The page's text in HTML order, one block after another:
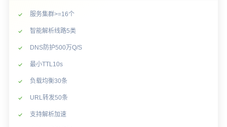
服务集群>=16个
智能解析线路5类
DNS防护500万Q/S
最小TTL10s
负载均衡30条
URL转发50条
支持解析加速